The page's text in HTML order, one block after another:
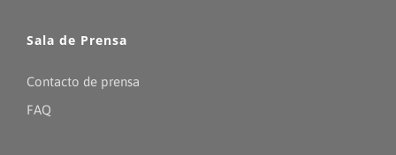
Sala de Prensa
Contacto de prensa
FAQ